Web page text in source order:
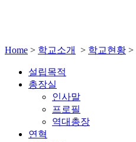
Home > 학교소개 > 학교현황 >
설립목적
총장실
인사말
프로필
역대총장
연혁